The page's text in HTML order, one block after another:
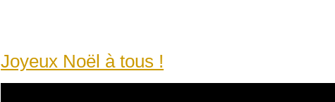
Joyeux Noël à tous !